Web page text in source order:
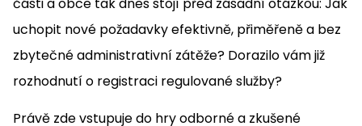
uchopit nové požadavky efektivně, přiměřeně a bez
zbytečné administrativní zátěže? Dorazilo vám již
rozhodnutí o registraci regulované služby?
Právě zde vstupuje do hry odborné a zkušené